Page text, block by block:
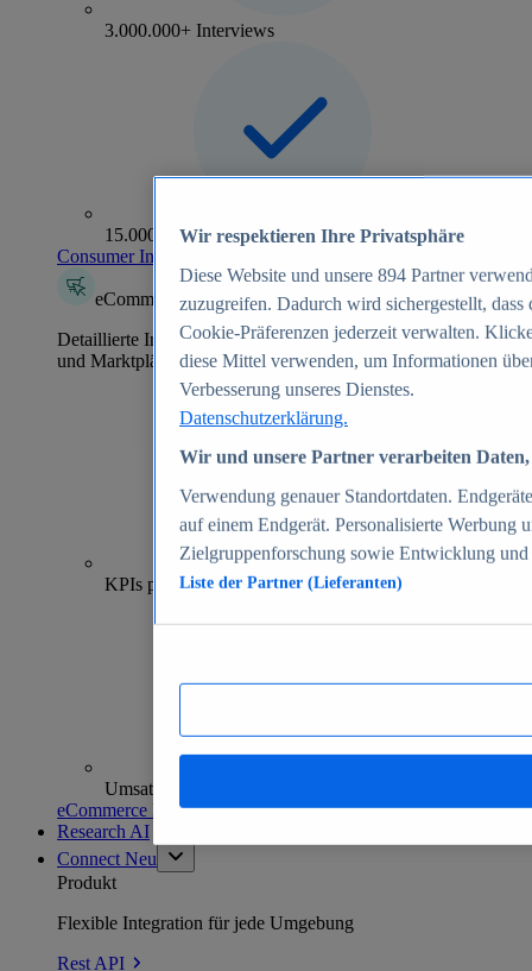
3.000.000+ Interviews
15.000+ Marken
Consumer Insights entdecken
eCommerce Insights
Detaillierte Informationen zu mehr als 39.000 Online-Shops
und Marktplätzen
70+
KPIs pro Shop
Umsatzanalysen und -prognosen
eCommerce Insights entdecken
Research AI
Connect Neu
Produkt
Flexible Integration für jede Umgebung
Rest API
Wir respektieren Ihre Privatsphäre
Diese Website und unsere 894 Partner
zuzugreifen. Dadurch wird sichergestellt,
Cookie-Präferenzen jederzeit verwalten.
diese Mittel verwenden, um Informationen
Verbesserung unseres Dienstes.
Datenschutzerklärung.
Wir und unsere Partner verarbeiten
Verwendung genauer Standortdaten.
auf einem Endgerät. Personalisierte Werbung
Zielgruppenforschung sowie Entwicklung
Liste der Partner (Lieferanten)